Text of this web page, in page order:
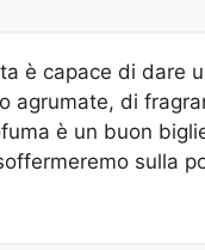
è capace di dare
agrumate, di
è un buon
sulla